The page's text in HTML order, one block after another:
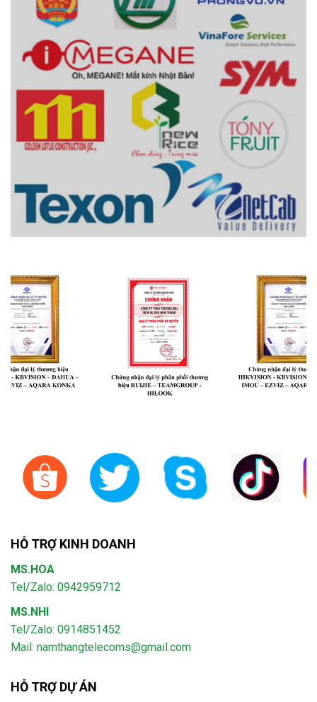
HỖ TRỢ KINH DOANH
MS.HOA
Tel/Zalo: 0942959712
MS.NHI
Tel/Zalo: 0914851452
Mail: namthangtelecoms@gmail.com
HỖ TRỢ DỰ ÁN